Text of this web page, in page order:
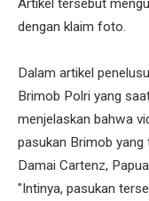
Artikel tersebut
dengan klaim foto.
Dalam artikel
Brimob Polri yang
menjelaskan bahwa
pasukan Brimob
Damai Cartenz,
"Intinya, pasukan